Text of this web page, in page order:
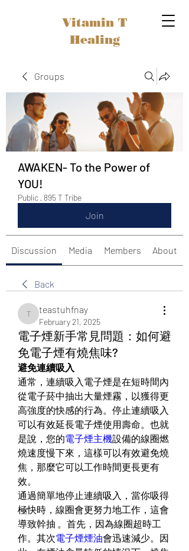
Vitamin T
Healing
Groups
AWAKEN- To the Power of
YOU!
Public · 895 T Tribe
Join
Discussion Media Members About
Back
teastuhfnay
teastuhfnay
February 21, 2025
電子煙新手常見問題：如何避
免電子煙有燒焦味?
避免連續吸入
通常，連續吸入電子煙是在短時間內
從電子菸中抽出大量煙霧，以獲得更
高強度的快感的行為。停止連續吸入
可以有效延長電子煙使用壽命。也就
是說，您的電子煙主機設備的線圈燃
燒速度慢下來，這樣可以有效避免燒
焦，那麼它可以工作時間更長更有
效。
通過簡單地停止連續吸入，當你吸得
極快時，線圈會更努力地工作，這會
導致幹抽 。首先，因為線圈超時工
作。其次電子煙煙油會迅速減少。因